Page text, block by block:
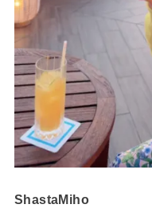
ShastaMiho